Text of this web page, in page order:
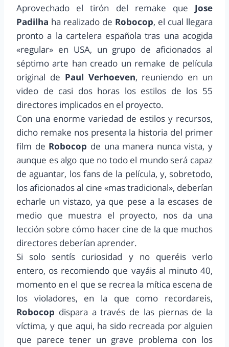
Aprovechado el tirón del remake que Jose
Padilha ha realizado de Robocop, el cual llegara
pronto a la cartelera española tras una acogida
«regular» en USA, un grupo de aficionados al
séptimo arte han creado un remake de película
original de Paul Verhoeven, reuniendo en un
video de casi dos horas los estilos de los 55
directores implicados en el proyecto.
Con una enorme variedad de estilos y recursos,
dicho remake nos presenta la historia del primer
film de Robocop de una manera nunca vista, y
aunque es algo que no todo el mundo será capaz
de aguantar, los fans de la película, y, sobretodo,
los aficionados al cine «mas tradicional», deberían
echarle un vistazo, ya que pese a la escases de
medio que muestra el proyecto, nos da una
lección sobre cómo hacer cine de la que muchos
directores deberían aprender.
Si solo sentís curiosidad y no queréis verlo
entero, os recomiendo que vayáis al minuto 40,
momento en el que se recrea la mítica escena de
los violadores, en la que como recordareis,
Robocop dispara a través de las piernas de la
víctima, y que aqui, ha sido recreada por alguien
que parece tener un grave problema con los